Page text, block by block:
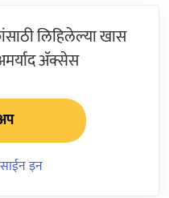
लिहिलेल्या खास
ॲक्सेस
साईन इन